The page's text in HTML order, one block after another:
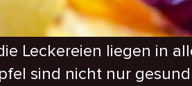
Leckereien liegen in
sind nicht nur